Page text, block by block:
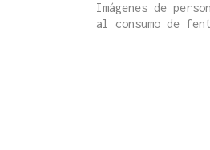
Imágenes de
al consumo de